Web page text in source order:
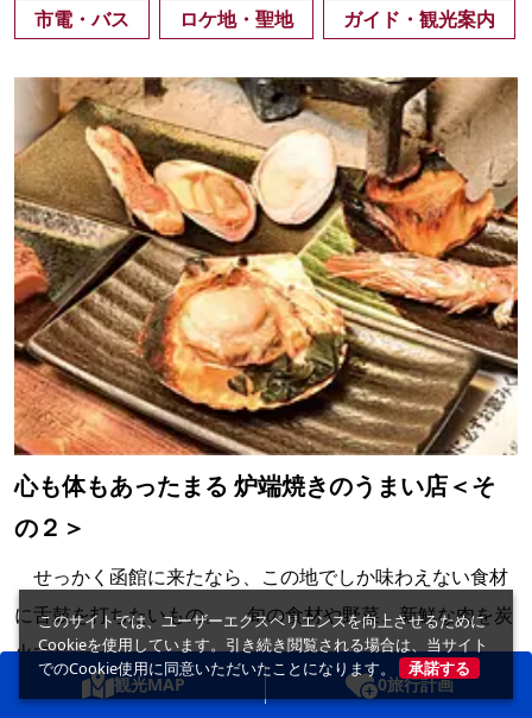
市電・バス ロケ地・聖地 ガイド・観光案内
心も体もあったまる 炉端焼きのうまい店＜そ
の２＞
せっかく函館に来たなら、この地でしか味わえない食材
に舌鼓を打ちたいもの。 旬の食材や野菜、新鮮な肉を炭
火でじっ...
海鮮 郷土料理 酒類
観光MAP 0旅行計画
このサイトでは、ユーザーエクスペリエンスを向上させるために
Cookieを使用しています。引き続き閲覧される場合は、当サイト
でのCookie使用に同意いただいたことになります。
承諾する